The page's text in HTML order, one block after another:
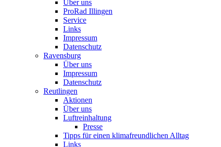
Über uns
ProRad Illingen
Service
Links
Impressum
Datenschutz
Ravensburg
Über uns
Impressum
Datenschutz
Reutlingen
Aktionen
Über uns
Luftreinhaltung
Presse
Tipps für einen klimafreundlichen Alltag
Links